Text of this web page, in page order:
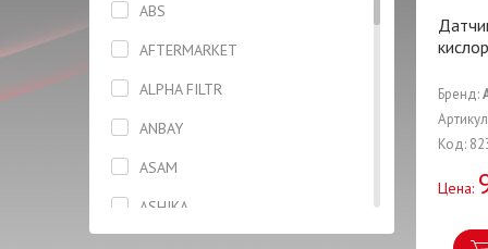
Датчик скорости
ABS
AFTERMARKET
ALPHA FILTR
ANBAY
ASAM
ASHIKA
Бренд:
Код:
Цена: